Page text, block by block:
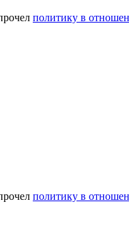
политику в
политику в